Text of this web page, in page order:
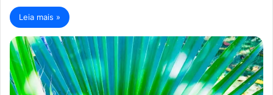
Leia mais »